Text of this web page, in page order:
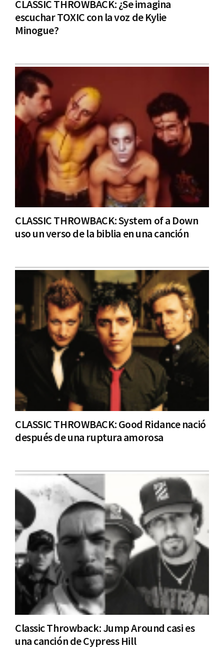
CLASSIC THROWBACK: ¿Se imagina
escuchar TOXIC con la voz de Kylie
Minogue?
CLASSIC THROWBACK: System of a Down
uso un verso de la biblia en una canción
CLASSIC THROWBACK: Good Ridance nació
después de una ruptura amorosa
Classic Throwback: Jump Around casi es
una canción de Cypress Hill